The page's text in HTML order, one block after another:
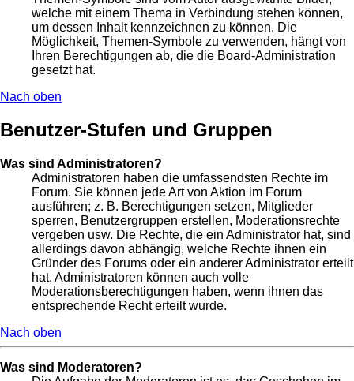
welche mit einem Thema in Verbindung stehen können,
um dessen Inhalt kennzeichnen zu können. Die
Möglichkeit, Themen-Symbole zu verwenden, hängt von
Ihren Berechtigungen ab, die die Board-Administration
gesetzt hat.
Nach oben
Benutzer-Stufen und Gruppen
Was sind Administratoren?
Administratoren haben die umfassendsten Rechte im
Forum. Sie können jede Art von Aktion im Forum
ausführen; z. B. Berechtigungen setzen, Mitglieder
sperren, Benutzergruppen erstellen, Moderationsrechte
vergeben usw. Die Rechte, die ein Administrator hat, sind
allerdings davon abhängig, welche Rechte ihnen ein
Gründer des Forums oder ein anderer Administrator erteilt
hat. Administratoren können auch volle
Moderationsberechtigungen haben, wenn ihnen das
entsprechende Recht erteilt wurde.
Nach oben
Was sind Moderatoren?